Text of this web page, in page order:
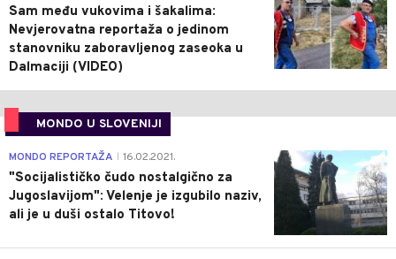
Sam među vukovima i šakalima:
Nevjerovatna reportaža o jedinom
stanovniku zaboravljenog zaseoka u
Dalmaciji (VIDEO)
MONDO U SLOVENIJI
4
MONDO REPORTAŽA 16.02.2021.
"Socijalističko čudo nostalgično za
Jugoslavijom": Velenje je izgubilo naziv,
ali je u duši ostalo Titovo!